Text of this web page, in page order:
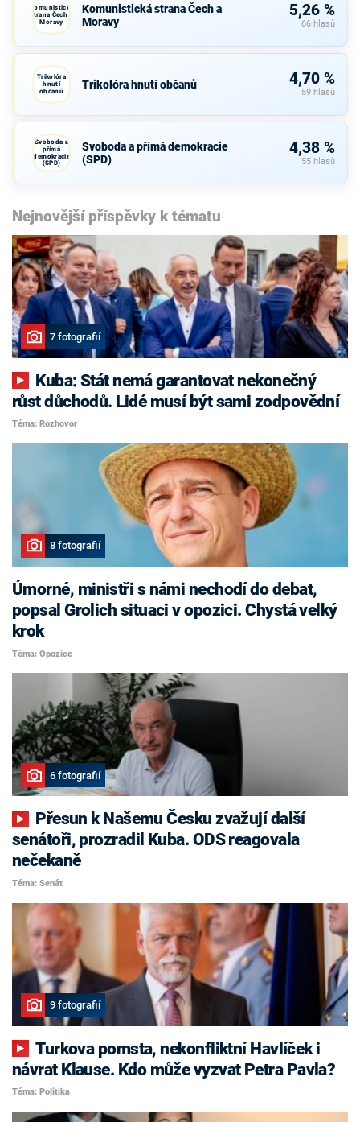
Komunistická
strana Čech a
Moravy
Komunistická strana Čech a
Moravy
5,26 %
66 hlasů
Trikolóra
hnutí
občanů
Trikolóra hnutí občanů 4,70 %
59 hlasů
Svoboda a
přímá
demokracie
(SPD)
Svoboda a přímá demokracie
(SPD)
4,38 %
55 hlasů
Nejnovější příspěvky k tématu
7 fotografií
růst důchodů. Lidé musí být sami zodpovědní
Téma: Rozhovor
8 fotografií
Úmorné, ministři s námi nechodí do debat,
popsal Grolich situaci v opozici. Chystá velký
krok
Téma: Opozice
6 fotografií
senátoři, prozradil Kuba. ODS reagovala
nečekaně
Téma: Senát
9 fotografií
Turkova pomsta, nekonfliktní Havlíček i
návrat Klause. Kdo může vyzvat Petra Pavla?
Téma: Politika